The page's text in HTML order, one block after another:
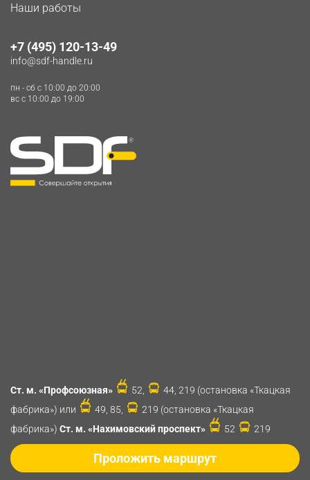
Наши работы
+7 (495) 120-13-49
info@sdf-handle.ru
пн - сб c 10:00 до 20:00
вс c 10:00 до 19:00
Ст. м. «Профсоюзная» 52,
44, 219 (остановка «Ткацкая
фабрика») или
49, 85,
219 (остановка «Ткацкая
фабрика») Ст. м. «Нахимовский проспект» 52 219
Проложить маршрут